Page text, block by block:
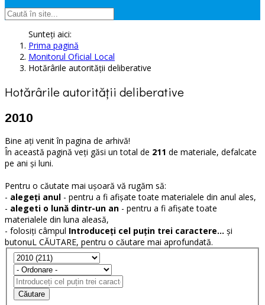
Sunteți aici:
Prima pagină
Monitorul Oficial Local
Hotărârile autorităţii deliberative
Hotărârile autorităţii deliberative
2010
Bine ați venit în pagina de arhivă!
În această pagină veți găsi un total de 211 de materiale, defalcate
pe ani și luni.
Pentru o căutate mai ușoară vă rugăm să:
- alegeți anul - pentru a fi afișate toate materialele din anul ales,
- alegeti o lună dintr-un an - pentru a fi afișate toate
materialele din luna aleasă,
- folosiți câmpul Introduceți cel puțin trei caractere... și
butonuL CĂUTARE, pentru o căutare mai aprofundată.
Căutare